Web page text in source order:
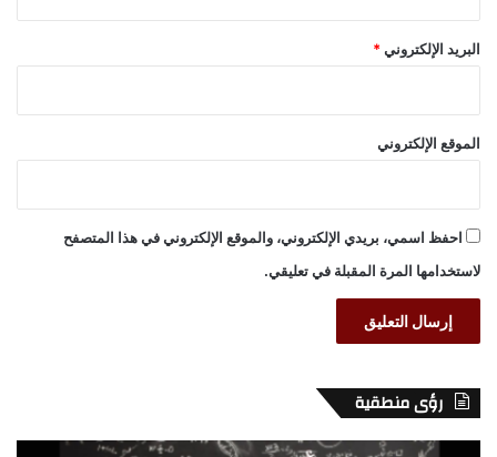
البريد الإلكتروني *
الموقع الإلكتروني
احفظ اسمي، بريدي الإلكتروني، والموقع الإلكتروني في هذا المتصفح
لاستخدامها المرة المقبلة في تعليقي.
رؤى منطقية